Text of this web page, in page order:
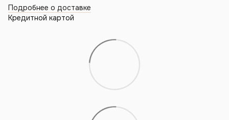
Подробнее о доставке
Кредитной картой